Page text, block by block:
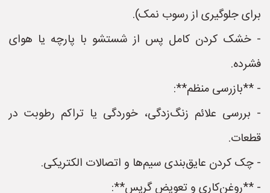
برای جلوگیری از رسوب نمک).
- خشک کردن کامل پس از شستشو با پارچه یا هوای
فشرده.
- **بازرسی منظم**:
- بررسی علائم زنگ‌زدگی، خوردگی یا تراکم رطوبت در
قطعات.
- چک کردن عایق‌بندی سیم‌ها و اتصالات الکتریکی.
- **روغن‌کاری و تعویض گریس**: